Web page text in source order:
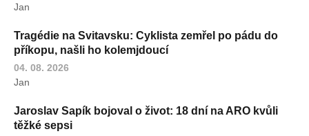
Jan
Tragédie na Svitavsku: Cyklista zemřel po pádu do
příkopu, našli ho kolemjdoucí
04. 08. 2026
Jan
Jaroslav Sapík bojoval o život: 18 dní na ARO kvůli
těžké sepsi